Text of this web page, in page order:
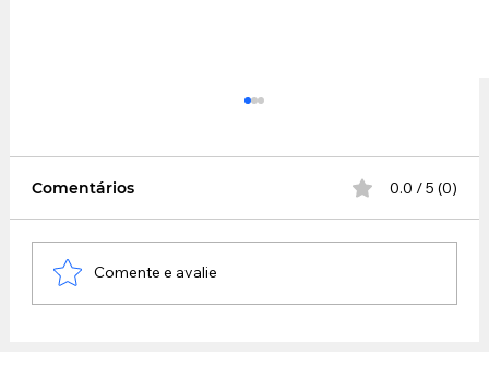
Comentários 0.0 / 5 (0)
Comente e avalie